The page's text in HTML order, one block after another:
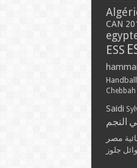
CAN
ESS
Chebbah
Saidi
النجم
مصر
وائل جلوز